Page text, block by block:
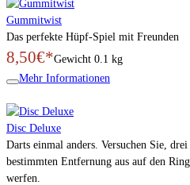
Gummitwist
Das perfekte Hüpf-Spiel mit Freunden
8,50€*Gewicht 0.1 kg
Mehr Informationen
Disc Deluxe
Darts einmal anders. Versuchen Sie,
bestimmten Entfernung aus auf den
werfen.